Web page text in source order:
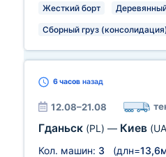
Жесткий борт
Сборный груз
6 часов назад
12.08–21.08
Гданьск (PL) — Киев
Кол. машин: 3 (длн=